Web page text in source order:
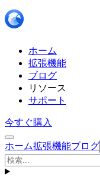
ホーム
拡張機能
ブログ
リソース
サポート
今すぐ購入
ホーム拡張機能ブログ